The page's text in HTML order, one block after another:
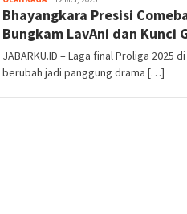
Bhayangkara Presisi
Bungkam LavAni dan Kunci
JABARKU.ID – Laga final Proliga 2025
berubah jadi panggung drama […]